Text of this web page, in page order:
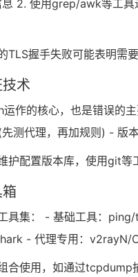
2. 使用grep/awk等工具
TLS握手失败可能表明需
术
运作的核心，也是错误的
测代理，再加规则) - 版
护配置版本库，使用git
具集： - 基础工具：
- 代理专用：v2rayN/
合使用，如通过